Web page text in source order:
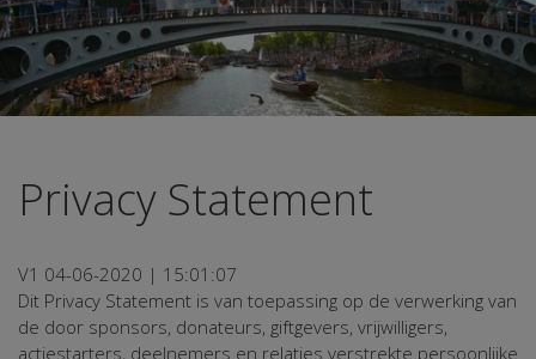
Privacy Statement
V1 04-06-2020 | 15:01:07
Dit Privacy Statement is van toepassing op de verwerking van
de door sponsors, donateurs, giftgevers, vrijwilligers,
actiestarters, deelnemers en relaties verstrekte persoonlijke